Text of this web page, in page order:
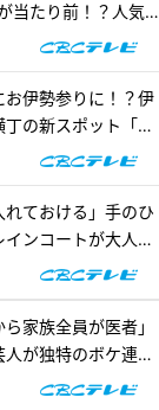
当たり前！？人気店
サーチ『チャン
お伊勢参りに！？伊
の新スポット「オ
“おかげ犬”を体験
れておける」手のひ
インコートが大人
ー」で買える夏の便
ら家族全員が医者」
人が独特のボケ連
ムで三上悠亜が歌声